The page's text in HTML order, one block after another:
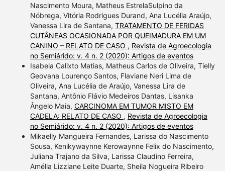
Nascimento Moura, Matheus EstrelaSulpino da
Nóbrega, Vitória Rodrigues Durand, Ana Lucélia Araújo,
Vanessa Lira de Santana, TRATAMENTO DE FERIDAS
CUTÂNEAS OCASIONADA POR QUEIMADURA EM UM
CANINO – RELATO DE CASO , Revista de Agroecologia
no Semiárido: v. 4 n. 2 (2020): Artigos de eventos
Isabela Calixto Matias, Matheus Carlos de Oliveira, Tielly
Geovana Lourenço Santos, Flaviane Neri Lima de
Oliveira, Ana Lucélia de Araújo, Vanessa Lira de
Santana, Antônio Flávio Medeiros Dantas, Lisanka
Ângelo Maia, CARCINOMA EM TUMOR MISTO EM
CADELA: RELATO DE CASO , Revista de Agroecologia
no Semiárido: v. 4 n. 2 (2020): Artigos de eventos
Mikaelly Mangueira Fernandes, Larissa do Nascimento
Sousa, Kenikywaynne Kerowaynne Felix do Nascimento,
Juliana Trajano da Silva, Larissa Claudino Ferreira,
Amélia Lizziane Leite Duarte, Sheila Nogueira Ribeiro